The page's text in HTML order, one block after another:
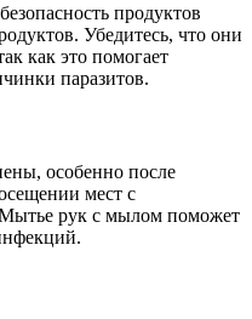
продуктов
Убедитесь, что они
как это помогает
паразитов.
особенно после
мест с
рук с мылом поможет